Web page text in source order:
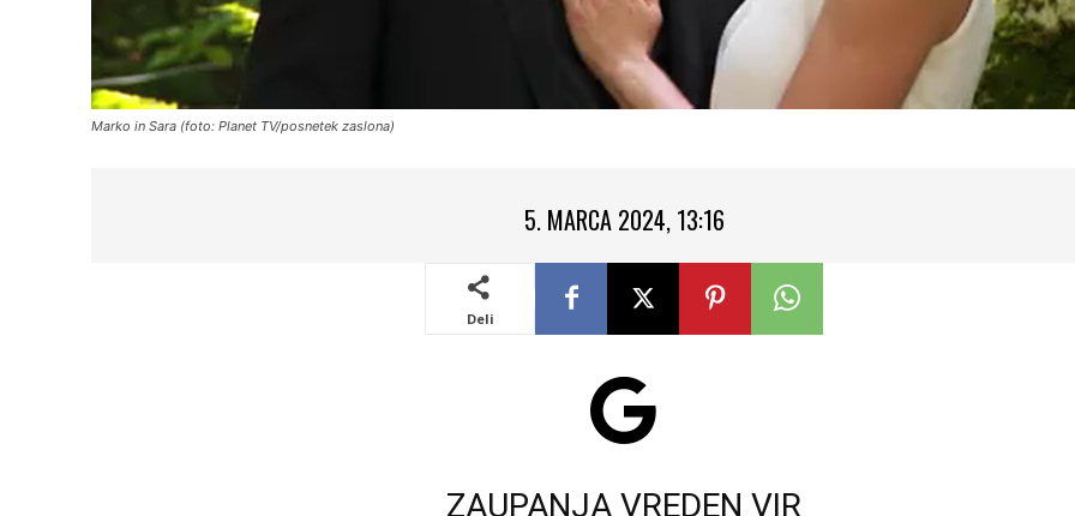
Marko in Sara (foto: Planet TV/posnetek zaslona)
5. MARCA 2024, 13:16
Deli
ZAUPANJA VREDEN VIR